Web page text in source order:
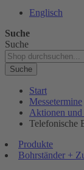
Englisch
Suche
Suche
Suche
Start
Messetermine
Aktionen und
Telefonische
Produkte
Bohrständer +